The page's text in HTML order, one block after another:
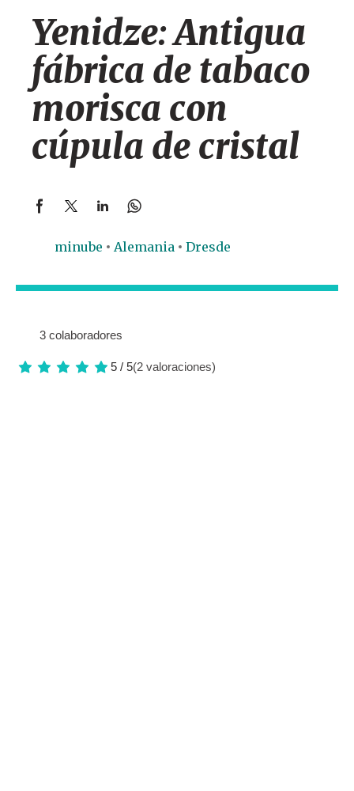
Yenidze: Antigua
fábrica de tabaco
morisca con
cúpula de cristal
minube Alemania Dresde
3 colaboradores
5 / 5(2 valoraciones)